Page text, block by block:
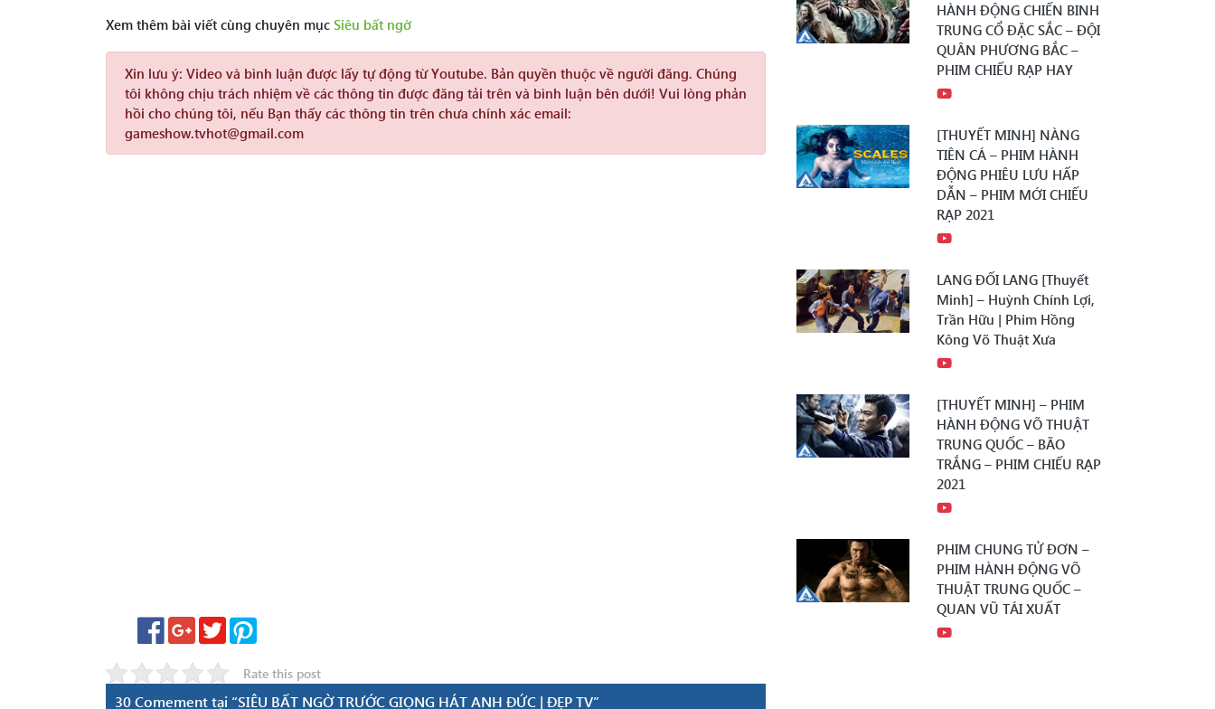
Xem thêm bài viết cùng chuyên mục Siêu bất ngờ
Xin lưu ý: Video và bình luận được lấy tự động từ Youtube. Bản quyền thuộc về người đăng. Chúng
tôi không chịu trách nhiệm về các thông tin được đăng tải trên và bình luận bên dưới! Vui lòng phản
hồi cho chúng tôi, nếu Bạn thấy các thông tin trên chưa chính xác email:
gameshow.tvhot@gmail.com
Rate this post
30 Comement tại “SIÊU BẤT NGỜ TRƯỚC GIỌNG HÁT ANH ĐỨC | ĐẸP TV”
HÀNH ĐỘNG CHIẾN BINH
TRUNG CỔ ĐẶC SẮC – ĐỘI
QUÂN PHƯƠNG BẮC –
PHIM CHIẾU RẠP HAY
[THUYẾT MINH] NÀNG
TIÊN CÁ – PHIM HÀNH
ĐỘNG PHIÊU LƯU HẤP
DẪN – PHIM MỚI CHIẾU
RẠP 2021
LANG ĐỐI LANG [Thuyết
Minh] – Huỳnh Chính Lợi,
Trần Hữu | Phim Hồng
Kông Võ Thuật Xưa
[THUYẾT MINH] – PHIM
HÀNH ĐỘNG VÕ THUẬT
TRUNG QUỐC – BÃO
TRẮNG – PHIM CHIẾU RẠP
2021
PHIM CHUNG TỬ ĐƠN –
PHIM HÀNH ĐỘNG VÕ
THUẬT TRUNG QUỐC –
QUAN VŨ TÁI XUẤT